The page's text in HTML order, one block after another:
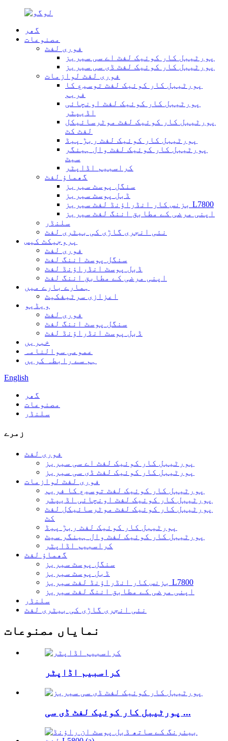
گھر
مصنوعات
فوری لفٹ
پورٹیبل کار کوئیک لفٹ اے سی سیریز
پورٹیبل کار کوئیک لفٹ ڈی سی سیریز
فوری لفٹ لوازمات
پورٹیبل کار کوئیک لفٹ توسیع کا
فریم
پورٹیبل کار کوئیک لفٹ اونچائی
اڈیپٹر
پورٹیبل کار کوئیک لفٹ موٹرسائیکل
لفٹ کٹ
پورٹیبل کار کوئیک لفٹ ربڑ پیڈ
پورٹیبل کار کوئیک لفٹ وال ہینگر
سیٹ
کراسبیم اڈاپٹر
گھماؤ لفٹ
سنگل پوسٹ سیریز
ڈبل پوسٹ سیریز
بزنس کار انڈراؤنڈ لفٹ سیریز L7800
اپنی مرضی کے مطابق اننگ لفٹ سیریز
سلنڈر
نئی انجری گاڑی کی بیٹری لفٹ
پروجیکٹ کیس
فوری لفٹ
سنگل پوسٹ اننگ لفٹ
ڈبل پوسٹ انڈراؤنڈ لفٹ
اپنی مرضی کے مطابق اننگ لفٹ
ہمارے بارے میں
اعزازی سرٹیفکیٹ
ویڈیو
فوری لفٹ
سنگل پوسٹ اننگ لفٹ
ڈبل پوسٹ انڈراؤنڈ لفٹ
خبریں
عمومی سوالنامہ
ہم سے رابطہ کریں
English
گھر
مصنوعات
سلنڈر
زمرے
فوری لفٹ
پورٹیبل کار کوئیک لفٹ اے سی سیریز
پورٹیبل کار کوئیک لفٹ ڈی سی سیریز
فوری لفٹ لوازمات
پورٹیبل کار کوئیک لفٹ توسیع کا فریم
پورٹیبل کار کوئیک لفٹ اونچائی اڈیپٹر
پورٹیبل کار کوئیک لفٹ موٹرسائیکل لفٹ
کٹ
پورٹیبل کار کوئیک لفٹ ربڑ پیڈ
پورٹیبل کار کوئیک لفٹ وال ہینگر سیٹ
کراسبیم اڈاپٹر
گھماؤ لفٹ
سنگل پوسٹ سیریز
ڈبل پوسٹ سیریز
بزنس کار انڈراؤنڈ لفٹ سیریز L7800
اپنی مرضی کے مطابق اننگ لفٹ سیریز
سلنڈر
نئی انجری گاڑی کی بیٹری لفٹ
نمایاں مصنوعات
کراسبیم اڈاپٹر
پورٹیبل کار کوئیک لفٹ ڈی سی ...